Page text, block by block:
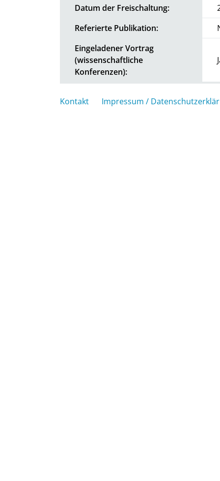
Datum der Freischaltung:
Referierte Publikation:
Eingeladener Vortrag
(wissenschaftliche
Konferenzen):
Kontakt Impressum /